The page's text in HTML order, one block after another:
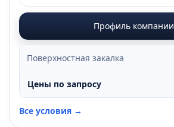
Профиль компании
Поверхностная закалка
Цены по запросу
Все условия →